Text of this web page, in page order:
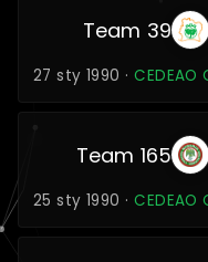
Team 39
27 sty 1990 ·
Team 165
25 sty 1990 ·